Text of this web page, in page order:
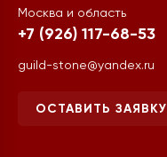
Москва и область
+7 (926) 117-68-53
guild-stone@yandex.ru
ОСТАВИТЬ ЗАЯВКУ